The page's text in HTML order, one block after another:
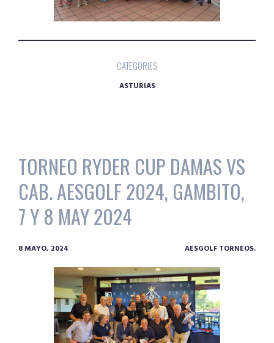
CATEGORIES
ASTURIAS
TORNEO RYDER CUP DAMAS VS
CAB. AESGOLF 2024, GAMBITO,
7 Y 8 MAY 2024
8 MAYO, 2024 AESGOLF TORNEOS.